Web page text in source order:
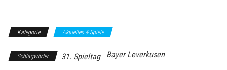
Kategorie Aktuelles & Spiele
Schlagwörter 31. Spieltag Bayer Leverkusen